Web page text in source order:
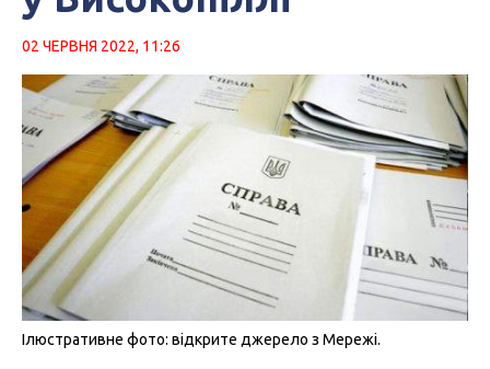
02 ЧЕРВНЯ 2022, 11:26
Ілюстративне фото: відкрите джерело з Мережі.